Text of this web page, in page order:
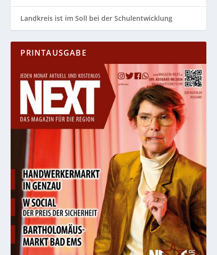
Landkreis ist im Soll bei der Schulentwicklung
PRINTAUSGABE